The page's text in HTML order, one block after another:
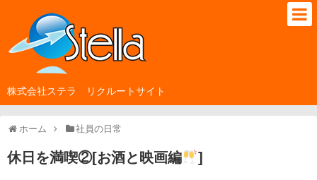
株式会社ステラ リクルートサイト
ホーム 社員の日常
休日を満喫②[お酒と映画編 ]